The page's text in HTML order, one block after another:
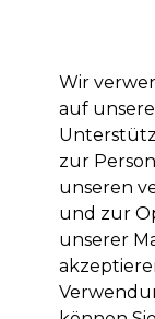
Marken Deals
Salon Services
Salon
Wir
auf
zur
unseren
und zur
unserer